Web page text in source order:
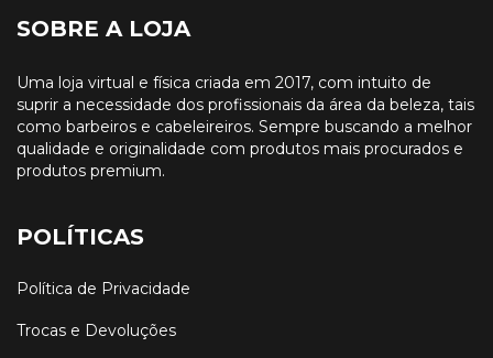
SOBRE A LOJA
Uma loja virtual e física criada em 2017, com intuito de
suprir a necessidade dos profissionais da área da beleza, tais
como barbeiros e cabeleireiros. Sempre buscando a melhor
qualidade e originalidade com produtos mais procurados e
produtos premium.
POLÍTICAS
Política de Privacidade
Trocas e Devoluções